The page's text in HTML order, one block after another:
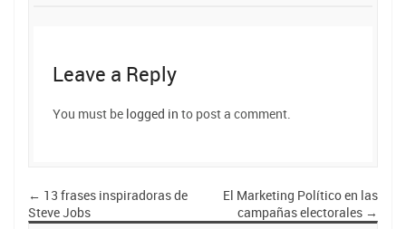
Leave a Reply
You must be logged in to post a comment.
← 13 frases inspiradoras de
Steve Jobs
El Marketing Político en las
campañas electorales →